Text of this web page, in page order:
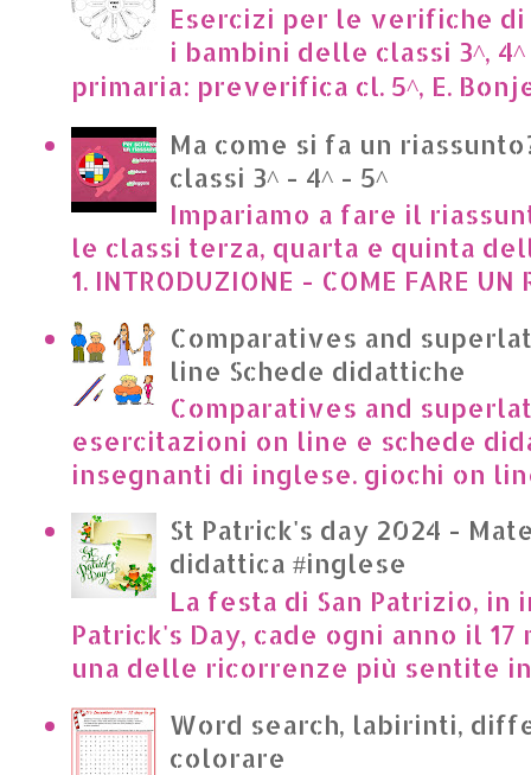
Esercizi per le verifiche
i bambini delle classi 3^,
primaria: preverifica cl. 5^, E.
Ma come si fa un
classi 3^ - 4^ - 5^
Impariamo a fare il
le classi terza, quarta e quinta
1. INTRODUZIONE - COME FARE UN
Comparatives and
line Schede didattiche
Comparatives and
esercitazioni on line e schede
insegnanti di inglese. giochi on
St Patrick's day 2024 -
didattica #inglese
La festa di San Patrizio, in
Patrick's Day, cade ogni anno il 17
una delle ricorrenze più sentite in
Word search, labirinti,
colorare